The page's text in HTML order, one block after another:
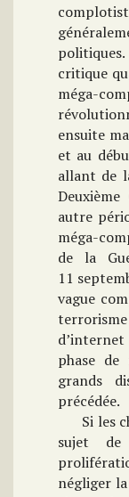
politiques.
critique
méga-
ensuite
et au
allant de
autre
méga-
de la
11
vague
terrorisme
d’internet
phase
grands
précédée.
Si les
sujet de
négliger